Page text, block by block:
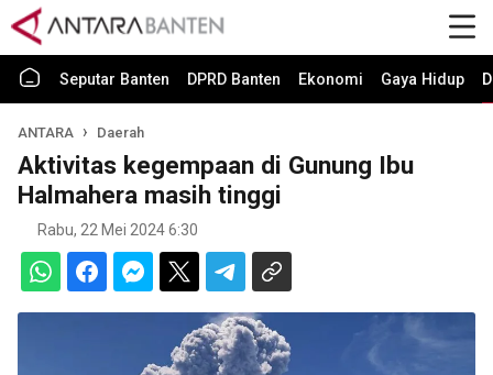
Seputar Banten DPRD Banten Ekonomi Gaya Hidup
ANTARA Daerah
Aktivitas kegempaan di Gunung Ibu
Halmahera masih tinggi
Rabu, 22 Mei 2024 6:30